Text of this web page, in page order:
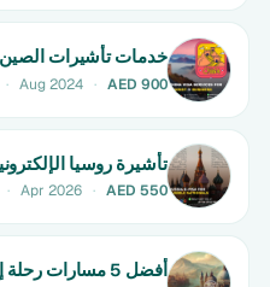
خدمات تأشيرات الصين
· Aug 2024 · AED 900
تأشيرة روسيا
· Apr 2026 · AED 550
أفضل 5 مسارات رحلة إلى إيطاليا الحالمة